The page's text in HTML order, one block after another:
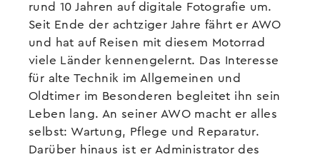
rund 10 Jahren auf digitale Fotografie um.
Seit Ende der achtziger Jahre fährt er AWO
und hat auf Reisen mit diesem Motorrad
viele Länder kennengelernt. Das Interesse
für alte Technik im Allgemeinen und
Oldtimer im Besonderen begleitet ihn sein
Leben lang. An seiner AWO macht er alles
selbst: Wartung, Pflege und Reparatur.
Darüber hinaus ist er Administrator des